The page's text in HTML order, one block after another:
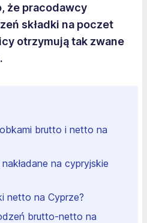
że pracodawcy
składki na poczet
otrzymują tak zwane
brutto i netto na
na cypryjskie
netto na Cyprze?
brutto-netto na